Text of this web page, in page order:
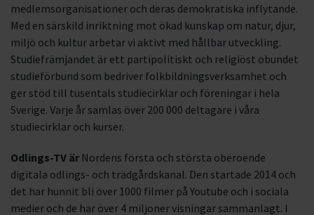
medlemsorganisationer och deras demokratiska inflytande.
Med en särskild inriktning mot ökad kunskap om natur, djur,
miljö och kultur arbetar vi aktivt med hållbar utveckling.
Studiefrämjandet är ett partipolitiskt och religiöst obundet
studieförbund som bedriver folkbildningsverksamhet och
ger stöd till tusentals studiecirklar och föreningar i hela
Sverige. Varje år samlas över 200 000 deltagare i våra
studiecirklar och kurser.
Odlings-TV är Nordens första och största oberoende
digitala odlings- och trädgårdskanal. Den startade 2014 och
det har hunnit bli över 1000 filmer på Youtube och i sociala
medier och de har över 4 miljoner visningar sammanlagt. I